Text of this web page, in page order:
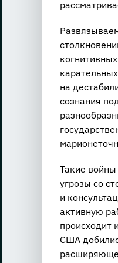
на
сознания
Такие
угрозы со
и
активную
происходит
США